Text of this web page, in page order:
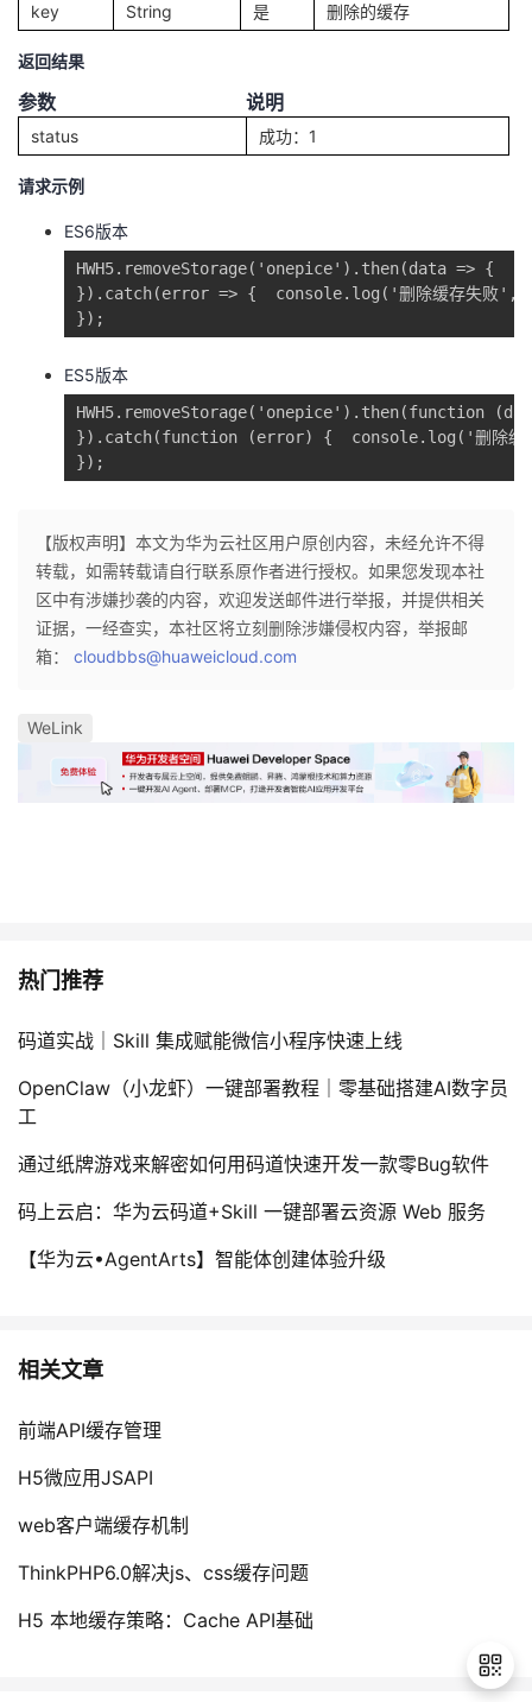
key String 是 删除的缓存
返回结果
参数 说明
status 成功：1
请求示例
ES6版本
HWH5.removeStorage('onepice').then(data => {
}).catch(error => {  console.log('删除缓存失败',
});
ES5版本
HWH5.removeStorage('onepice').then(function
}).catch(function (error) {  console.log('删除
});
【版权声明】本文为华为云社区用户原创内容，未经允许不得
转载，如需转载请自行联系原作者进行授权。如果您发现本社
区中有涉嫌抄袭的内容，欢迎发送邮件进行举报，并提供相关
证据，一经查实，本社区将立刻删除涉嫌侵权内容，举报邮
箱： cloudbbs@huaweicloud.com
WeLink
热门推荐
码道实战｜Skill 集成赋能微信小程序快速上线
OpenClaw（小龙虾）一键部署教程｜零基础搭建AI数字员
工
通过纸牌游戏来解密如何用码道快速开发一款零Bug软件
码上云启：华为云码道+Skill 一键部署云资源 Web 服务
【华为云•AgentArts】智能体创建体验升级
相关文章
前端API缓存管理
H5微应用JSAPI
web客户端缓存机制
ThinkPHP6.0解决js、css缓存问题
H5 本地缓存策略：Cache API基础